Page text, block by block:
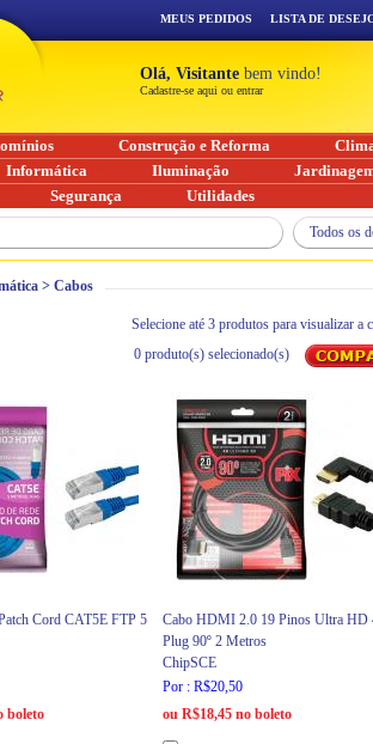
> Cabos
Selecione até 3 produtos para visualizar a
0produto(s) selecionado(s)
Cord CAT5E FTP 5
boleto
Cabo HDMI 2.0 19 Pinos Ultra HD
Plug 90º 2 Metros
ChipSCE
Por : R$20,50
ou R$18,45 no boleto
MEUS PEDIDOS LISTA DE
Olá, Visitante bem vindo!
Cadastre-se aqui ou entrar
Construção e Reforma
Informática
Iluminação
Segurança
Utilidades
Todos os